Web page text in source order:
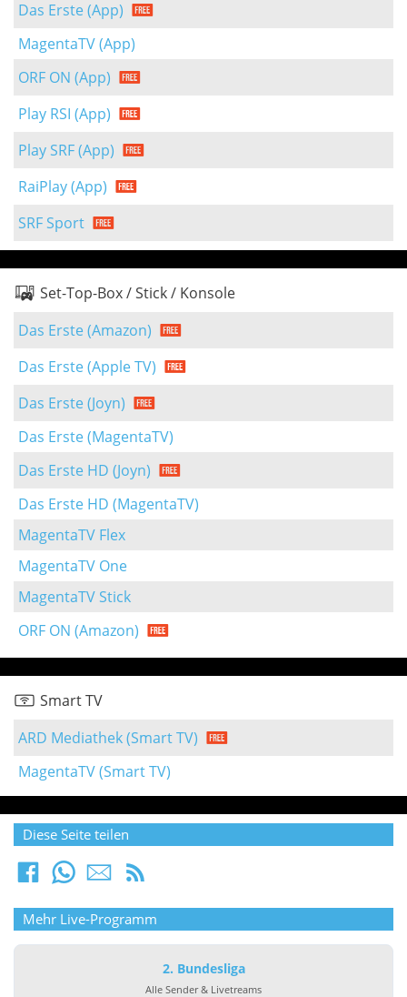
Das Erste (App)
MagentaTV (App)
ORF ON (App)
Play RSI (App)
Play SRF (App)
RaiPlay (App)
SRF Sport
Set-Top-Box / Stick / Konsole
Das Erste (Amazon)
Das Erste (Apple TV)
Das Erste (Joyn)
Das Erste (MagentaTV)
Das Erste HD (Joyn)
Das Erste HD (MagentaTV)
MagentaTV Flex
MagentaTV One
MagentaTV Stick
ORF ON (Amazon)
Smart TV
ARD Mediathek (Smart TV)
MagentaTV (Smart TV)
Diese Seite teilen
Mehr Live-Programm
2. Bundesliga
Alle Sender & Livetreams